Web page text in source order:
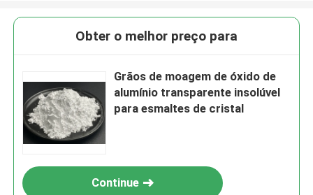
Obter o melhor preço para
Grãos de moagem de óxido de
alumínio transparente insolúvel
para esmaltes de cristal
Continue